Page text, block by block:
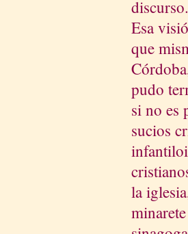
discurso.
Esa
que
pudo
si no es
sucios
la